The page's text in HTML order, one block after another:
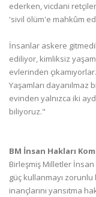
ederken, vicdani
'sivil ölüm'e mahkûm
İnsanlar askere
ediliyor, kimliksiz
evlerinden
Yaşamları dayanılmaz
evinden yalnızca iki
biliyoruz."
BM İnsan Hakları
Birleşmiş Milletler
güç kullanmayı
inançlarını yansıtma